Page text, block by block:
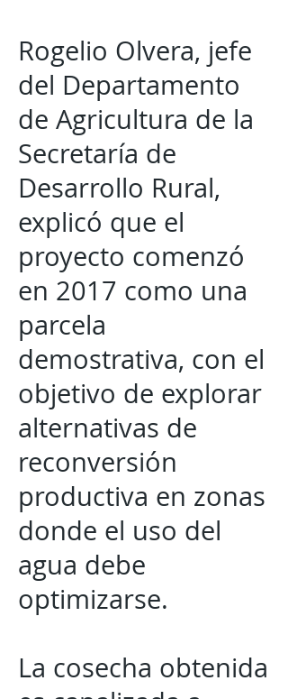
Rogelio Olvera, jefe
del Departamento
de Agricultura de la
Secretaría de
Desarrollo Rural,
explicó que el
proyecto comenzó
en 2017 como una
parcela
demostrativa, con el
objetivo de explorar
alternativas de
reconversión
productiva en zonas
donde el uso del
agua debe
optimizarse.
La cosecha obtenida